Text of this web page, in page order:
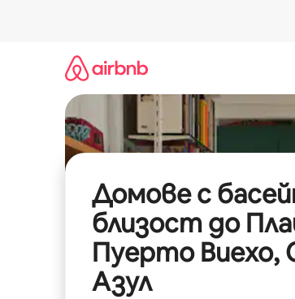
Домове с
близост до
Пуерто Виехо,
Азул